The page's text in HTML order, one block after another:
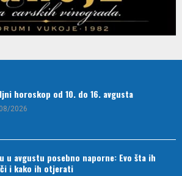
horoskop od 10. do 16. avgusta
2026
u avgustu posebno naporne: Evo šta ih
i kako ih otjerati